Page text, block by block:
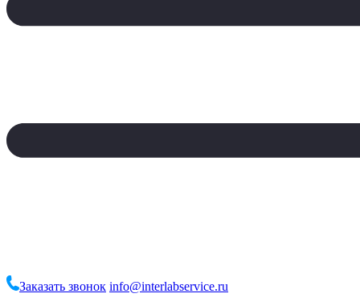
Заказать звонок info@interlabservice.ru